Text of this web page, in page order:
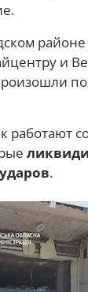
и
работают
.